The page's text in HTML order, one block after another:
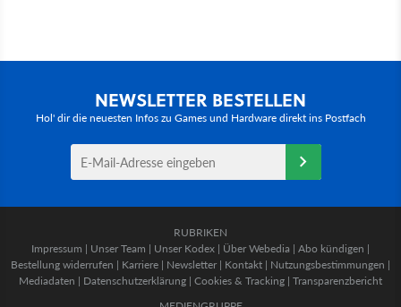
NEWSLETTER BESTELLEN
Hol' dir die neuesten Infos zu Games und Hardware direkt ins Postfach
RUBRIKEN
Impressum | Unser Team | Unser Kodex | Über Webedia | Abo kündigen |
Bestellung widerrufen | Karriere | Newsletter | Kontakt | Nutzungsbestimmungen |
Mediadaten | Datenschutzerklärung | Cookies & Tracking | Transparenzbericht